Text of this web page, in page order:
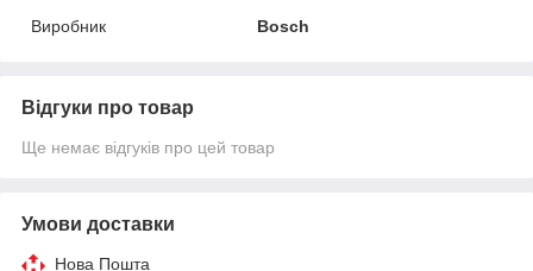
Виробник
Bosch
Відгуки про товар
Ще немає відгуків про цей товар
Умови доставки
Нова Пошта